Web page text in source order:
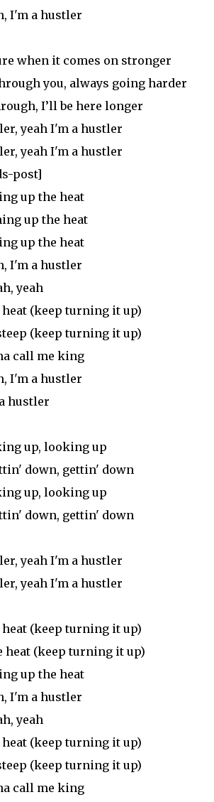
I'm a hustler
when it comes on stronger
you, always going harder
I’ll be here longer
yeah I'm a hustler
yeah I'm a hustler
post]
up the heat
up the heat
up the heat
I'm a hustler
yeah
(keep turning it up)
(keep turning it up)
call me king
I'm a hustler
hustler
up, looking up
down, gettin' down
up, looking up
down, gettin' down
yeah I'm a hustler
yeah I'm a hustler
(keep turning it up)
heat (keep turning it up)
up the heat
I'm a hustler
yeah
(keep turning it up)
(keep turning it up)
call me king